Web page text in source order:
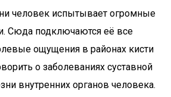
человек испытывает огромные
Сюда подключаются её все
ощущения в районах кисти
о заболеваниях суставной
внутренних органов человека.